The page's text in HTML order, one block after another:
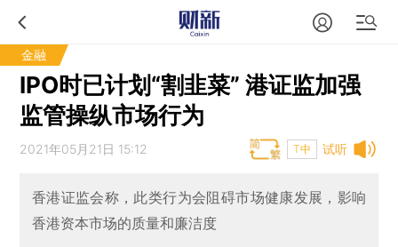
金融
IPO时已计划“割韭菜” 港证监加强
监管操纵市场行为
试听
2021年05月21日 15:12 T中
香港证监会称，此类行为会阻碍市场健康发展，影响
香港资本市场的质量和廉洁度